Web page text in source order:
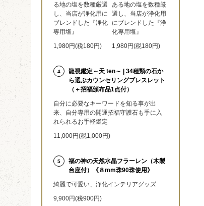
る地の塩を数種厳選
し、当店が浄化用に
ブレンドした『浄化
専用塩』
1,980円(税180円)
ある地の塩を数種厳
選し、当店が浄化用
にブレンドした『浄
化専用塩』
1,980円(税180円)
4
龍視鑑定～天 ten～ | 34種類の石か
ら選ぶカウンセリングブレスレット
（＋招福頒布品1点付）
自分に必要なキーワードを知る事が出
来、自分専用の開運招福守護石も手に入
れられるお手軽鑑定
11,000円(税1,000円)
5
福の神の天然水晶フラーレン（木製
台座付）《８mm珠90珠使用》
綺麗で可愛い、浄化インテリアグッズ
9,900円(税900円)